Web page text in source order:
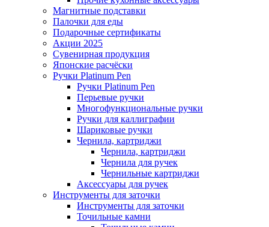
Магнитные подставки
Палочки для еды
Подарочные сертификаты
Акции 2025
Сувенирная продукция
Японские расчёски
Ручки Platinum Pen
Ручки Platinum Pen
Перьевые ручки
Многофункциональные ручки
Ручки для каллиграфии
Шариковые ручки
Чернила, картриджи
Чернила, картриджи
Чернила для ручек
Чернильные картриджи
Аксессуары для ручек
Инструменты для заточки
Инструменты для заточки
Точильные камни